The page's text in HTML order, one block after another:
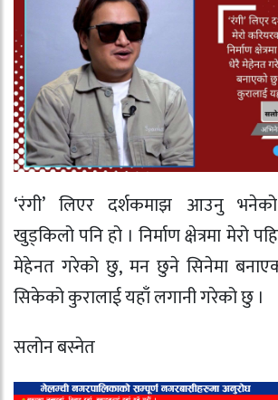
‘रंगी’ लिएर दर्शकमाझ आउनु
खुड्किलो पनि हो । निर्माण क्षेत्रमा मेरो
मेहेनत गरेको छु, मन छुने सिनेमा
सिकेको कुरालाई यहाँ लगानी गरेको छु ।
सलोन बस्नेत